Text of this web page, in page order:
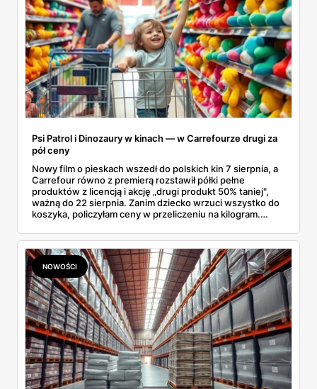
Psi Patrol i Dinozaury w kinach — w Carrefourze drugi za
pół ceny
Nowy film o pieskach wszedł do polskich kin 7 sierpnia, a
Carrefour równo z premierą rozstawił półki pełne
produktów z licencją i akcję „drugi produkt 50% taniej",
ważną do 22 sierpnia. Zanim dziecko wrzuci wszystko do
koszyka, policzyłam ceny w przeliczeniu na kilogram.
prawie 140 zł za kilogram, ale lody do mrożenia i rurki
waflowe bronią się nawet bez rabatu.
NOWOŚCI